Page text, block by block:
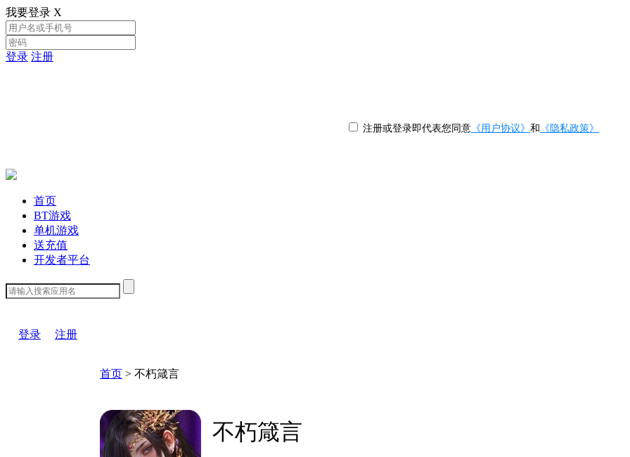
我要登录 X
登录 注册
注册或登录即代表您同意 《用户协议》 和 《隐私政策》
首页
BT游戏
单机游戏
送充值
开发者平台
登录 注册
首页 > 不朽箴言
不朽箴言